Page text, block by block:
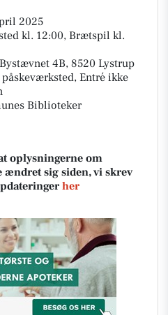
2025
kl. 12:00, Brætspil kl.
4B, 8520 Lystrup
Entré ikke
Biblioteker
oplysningerne om
ændret sig siden, vi skrev
her